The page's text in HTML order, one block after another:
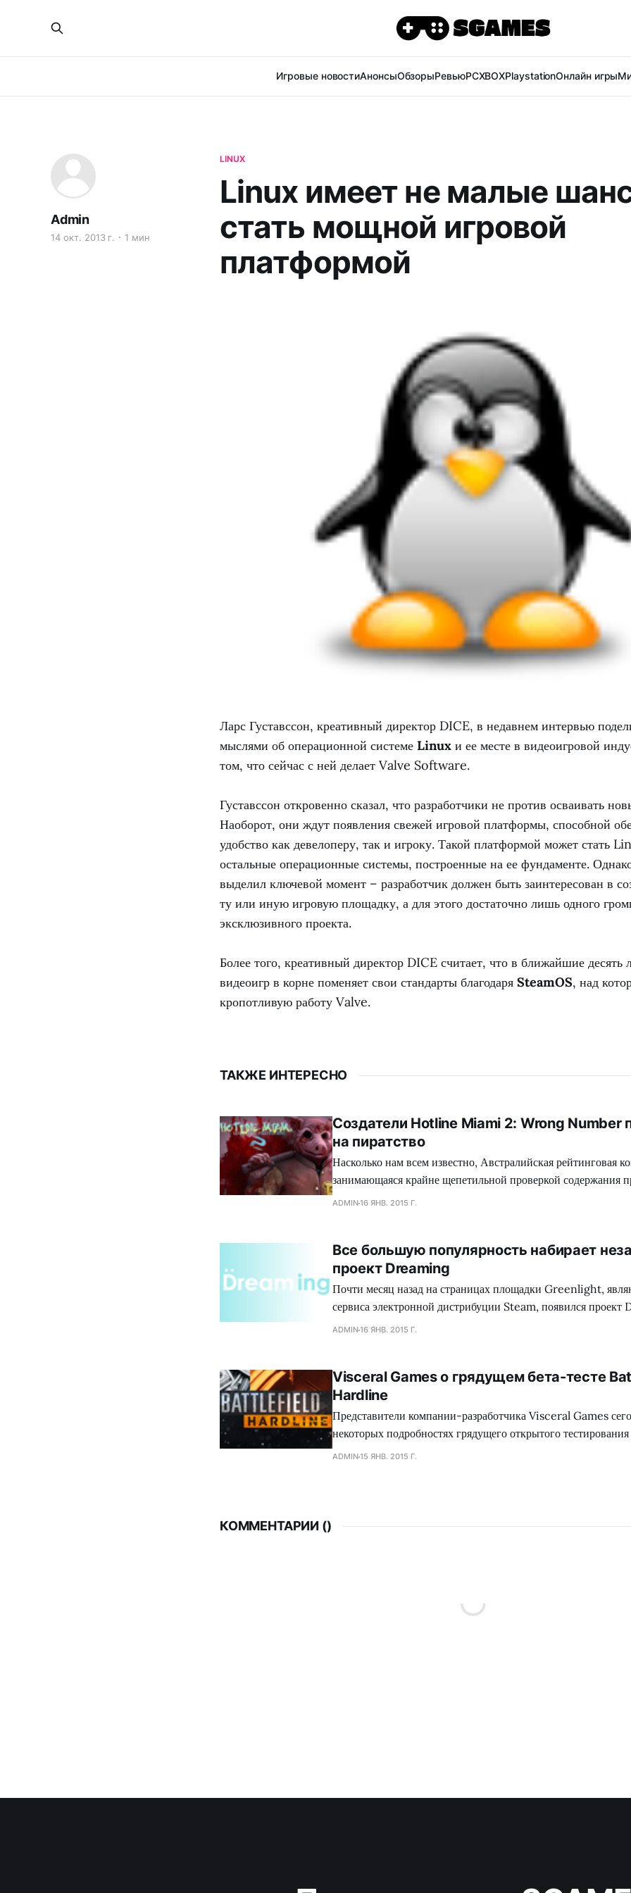
Игровые новостиАнонсыОбзорыРевьюPCXBOXPlaystationОнлайн игры
LINUX
Linux имеет не малые
стать мощной игровой
платформой
Admin
14 окт. 2013 г. 1 мин
Ларс Густавссон, креативный директор DICE, в недавнем интервью
мыслями об операционной системе Linux и ее месте в видеоигровой
том, что сейчас с ней делает Valve Software.
Густавссон откровенно сказал, что разработчики не против осваивать
Наоборот, они ждут появления свежей игровой платформы, способной
удобство как девелоперу, так и игроку. Такой платформой может стать
остальные операционные системы, построенные на ее фундаменте.
выделил ключевой момент – разработчик должен быть заинтересован в
ту или иную игровую площадку, а для этого достаточно лишь одного
эксклюзивного проекта.
Более того, креативный директор DICE считает, что в ближайшие десять
видеоигр в корне поменяет свои стандарты благодаря SteamOS, над
кропотливую работу Valve.
ТАКЖЕ ИНТЕРЕСНО
Создатели Hotline Miami 2: Wrong Number
на пиратство
Насколько нам всем известно, Австралийская рейтинговая
занимающаяся крайне щепетильной проверкой содержания
производит современная игровая индустрия, подвергает
зеленного континента. Так сказать, под нож могло попасть
коллектива Dennaton
ADMIN16 ЯНВ. 2015 Г.
Все большую популярность набирает
проект Dreaming
Почти месяц назад на страницах площадки Greenlight,
сервиса электронной дистрибуции Steam, появился
обладающий необыкновенным сеттингом, а также
головоломку с экшеном Mirror`s Edge, хотя сами
ADMIN16 ЯНВ. 2015 Г.
Visceral Games о грядущем бета-тесте
Hardline
Представители компании-разработчика Visceral Games
некоторых подробностях грядущего открытого
сетевого шутера Battlefield: Hardline, а также поделились
ADMIN15 ЯНВ. 2015 Г.
КОММЕНТАРИИ ()